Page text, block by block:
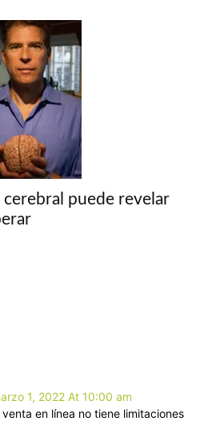
puede revelar
1, 2022 At 10:00 am
en línea no tiene limitaciones